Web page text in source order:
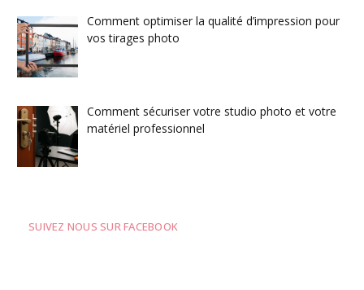
Comment optimiser la qualité d’impression pour
vos tirages photo
Comment sécuriser votre studio photo et votre
matériel professionnel
SUIVEZ NOUS SUR FACEBOOK